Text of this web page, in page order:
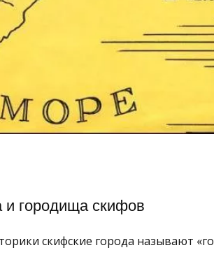
и городища скифов
скифские города называют «го